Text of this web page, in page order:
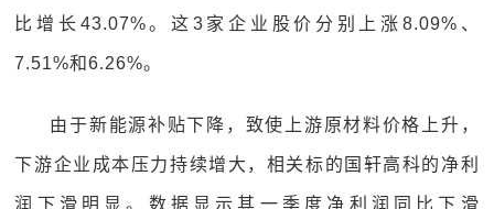
比增长43.07%。这3家企业股价分别上涨8.09%、
7.51%和6.26%。
由于新能源补贴下降，致使上游原材料价格上升，
下游企业成本压力持续增大，相关标的国轩高科的净利
润下滑明显。数据显示其一季度净利润同比下滑